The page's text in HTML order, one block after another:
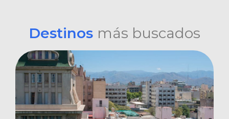
Destinos más buscados